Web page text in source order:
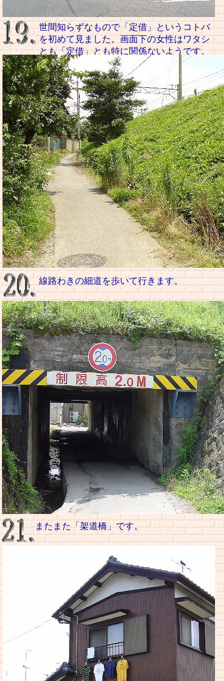
世間知らずなもので「定借」というコトバ
を初めて見ました。画面下の女性はワタシ
とも「定借」とも特に関係ないようです。
線路わきの細道を歩いて行きます。
またまた「架道橋」です。